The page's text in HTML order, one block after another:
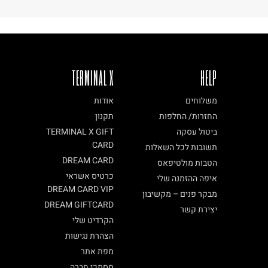
TERMINAL X
אודות
תקנון
TERMINAL X GIFT
CARD
DREAM CARD
כרטיס אשראי
DREAM CARD VIP
DREAM GIFTCARD
הקרדיט שלי
הצהרת נגישות
מפת אתר
HELP
משלוחים
החזרות/ החלפות
ביטול עסקה
תשובות לכל השאלות
הטבות מולטיפאס
איפה ההזמנה שלי
מבקר פנים – מקשיבון
יצירת קשר